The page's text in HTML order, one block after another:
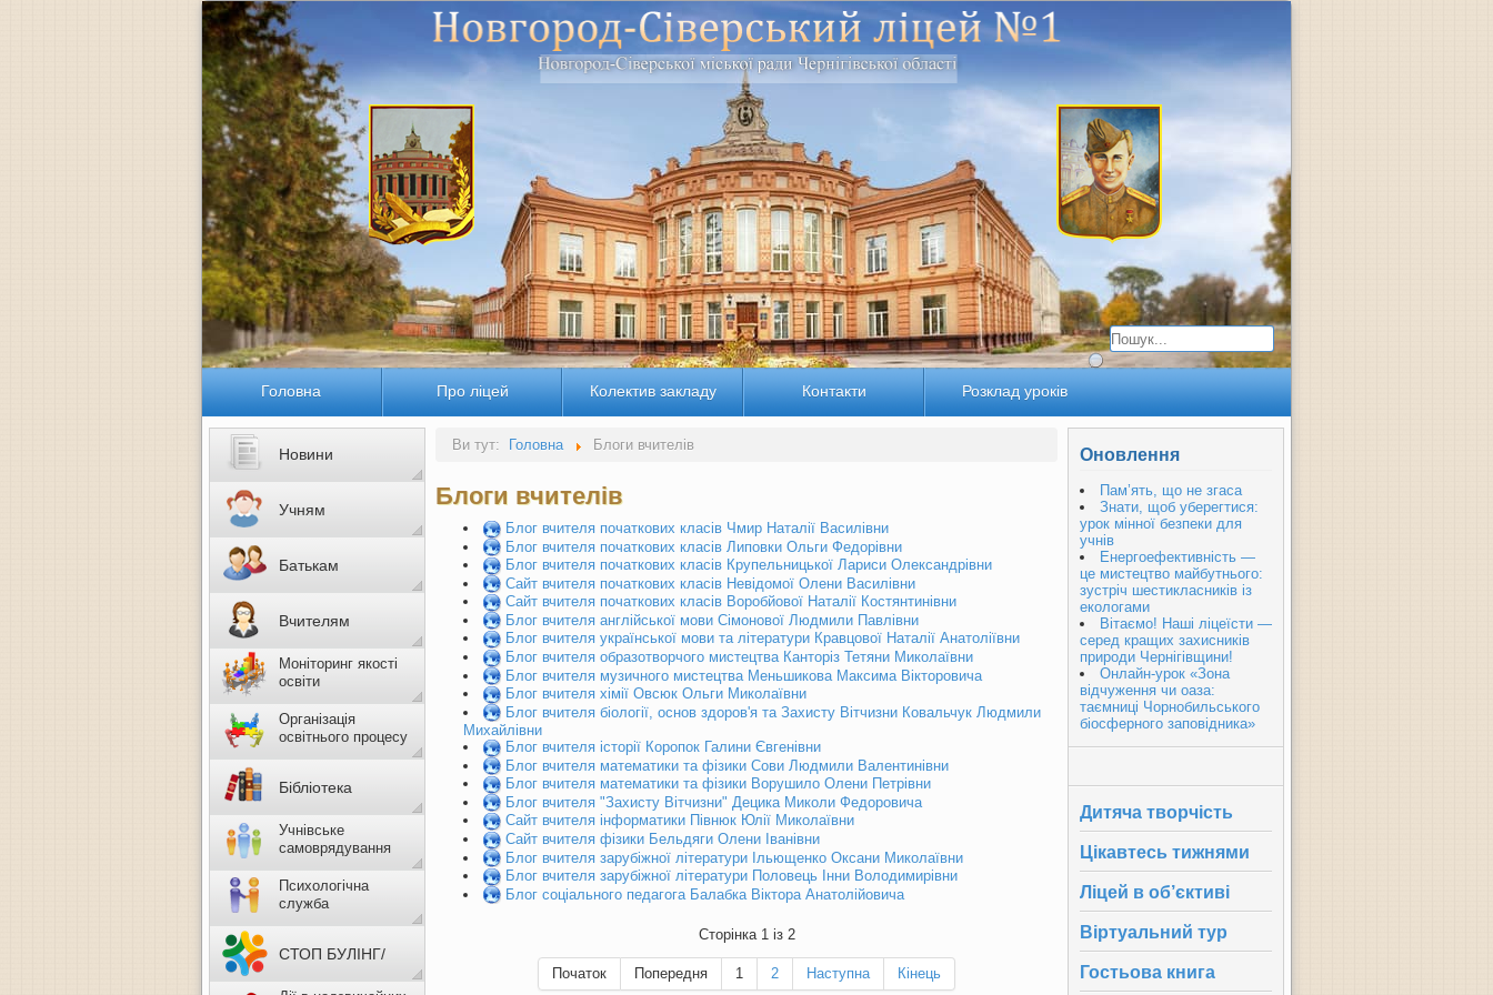
Головна Про ліцей Колектив закладу Контакти Розклад уроків
Ви тут: Головна Блоги вчителів
Блоги вчителів
Блог вчителя початкових класів Чмир Наталії Василівни
Блог вчителя початкових класів Липовки Ольги Федорівни
Блог вчителя початкових класів Крупельницької Лариси Олександрівни
Сайт вчителя початкових класів Невідомої Олени Василівни
Сайт вчителя початкових класів Воробйової Наталії Костянтинівни
Блог вчителя англійської мови Сімонової Людмили Павлівни
Блог вчителя української мови та літератури Кравцової Наталії Анатоліївни
Блог вчителя образотворчого мистецтва Канторіз Тетяни Миколаївни
Блог вчителя музичного мистецтва Меньшикова Максима Вікторовича
Блог вчителя хімії Овсюк Ольги Миколаївни
Блог вчителя біології, основ здоров'я та Захисту Вітчизни Ковальчук Людмили
Михайлівни
Блог вчителя історії Коропок Галини Євгенівни
Блог вчителя математики та фізики Сови Людмили Валентинівни
Блог вчителя математики та фізики Ворушило Олени Петрівни
Блог вчителя "Захисту Вітчизни" Децика Миколи Федоровича
Сайт вчителя інформатики Півнюк Юлії Миколаївни
Сайт вчителя фізики Бельдяги Олени Іванівни
Блог вчителя зарубіжної літератури Ільющенко Оксани Миколаївни
Блог вчителя зарубіжної літератури Половець Інни Володимирівни
Блог соціального педагога Балабка Віктора Анатолійовича
Сторінка 1 із 2
Початок Попередня 1 2 Наступна Кінець
Новини
Учням
Батькам
Вчителям
Моніторинг якості
освіти
Організація
освітнього процесу
Бібліотека
Учнівське
самоврядування
Психологічна
служба
СТОП БУЛІНГ/
Оновлення
Пам’ять, що не згаса
Знати, щоб уберегтися:
урок мінної безпеки для
учнів
Енергоефективність —
це мистецтво майбутнього:
зустріч шестикласників із
екологами
Вітаємо! Наші ліцеїсти —
серед кращих захисників
природи Чернігівщини!
Онлайн-урок «Зона
відчуження чи оаза:
таємниці Чорнобильського
біосферного заповідника»
Дитяча творчість
Цікавтесь тижнями
Ліцей в об’єктиві
Віртуальний тур
Гостьова книга